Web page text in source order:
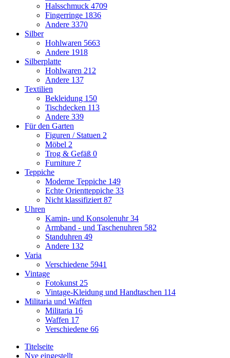
Halsschmuck 4709
Fingerringe 1836
Andere 3370
Silber
Hohlwaren 5663
Andere 1918
Silberplatte
Hohlwaren 212
Andere 137
Textilien
Bekleidung 150
Tischdecken 113
Andere 339
Für den Garten
Figuren / Statuen 2
Möbel 2
Trog & Gefäß 0
Furniture 7
Teppiche
Moderne Teppiche 149
Echte Orientteppiche 33
Nicht klassifiziert 87
Uhren
Kamin- und Konsolenuhr34
Armband - und Taschenuhren 582
Standuhren 49
Andere 132
Varia
Verschiedene 5941
Vintage
Fotokunst 25
Vintage-Kleidung und Handtaschen 114
Militaria und Waffen
Militaria 16
Waffen 17
Verschiedene 66
Titelseite
Nye eingestellt